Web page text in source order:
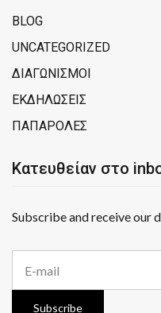
BLOG
UNCATEGORIZED
ΔΙΑΓΩΝΙΣΜΟΙ
ΕΚΔΗΛΩΣΕΙΣ
ΠΑΠΑΡΟΛΕΣ
Κατευθείαν στο
Subscribe and receive our
a
Subscribe